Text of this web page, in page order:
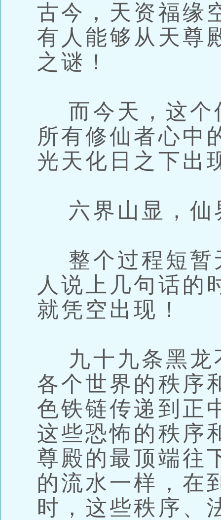
古今，天资福缘
有人能够从天尊
之谜！
而今天，这个
所有修仙者心中
光天化日之下出
六界山显，仙
整个过程短暂
人说上几句话的
就凭空出现！
九十九条黑龙
各个世界的秩序
色铁链传递到正
这些恐怖的秩序
尊殿的最顶端往
的流水一样，在
时，这些秩序、